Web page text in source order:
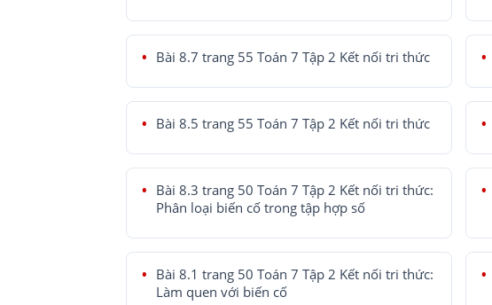
Bài 8.7 trang 55 Toán 7 Tập 2 Kết nối tri thức
Bài 8.5 trang 55 Toán 7 Tập 2 Kết nối tri thức
Bài 8.3 trang 50 Toán 7 Tập 2 Kết nối tri thức:
Phân loại biến cố trong tập hợp số
Bài 8.1 trang 50 Toán 7 Tập 2 Kết nối tri thức:
Làm quen với biến cố